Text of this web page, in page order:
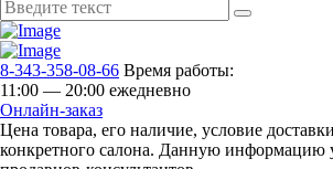
8-343-358-08-66 Время работы:
11:00 — 20:00 ежедневно
Онлайн-заказ
Цена товара, его наличие, условие
конкретного салона. Данную информацию